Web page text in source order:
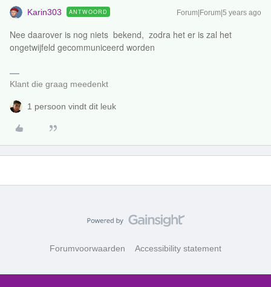
Karin303 ANTWOORD Forum|Forum|5 years ago
Nee daarover is nog niets bekend, zodra het er is zal het
ongetwijfeld gecommuniceerd worden
Klant die graag meedenkt
1 persoon vindt dit leuk
Forumvoorwaarden Accessibility statement